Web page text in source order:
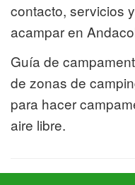
contacto, servicios
acampar en
Guía de
de zonas de
para hacer
aire libre.